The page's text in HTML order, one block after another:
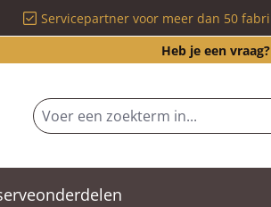
Servicepartner voor meer dan 50
Heb je een vraag?